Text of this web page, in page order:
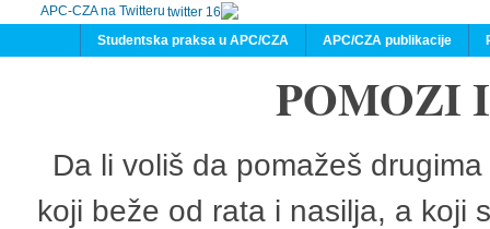
APC-CZA na Twitteru
APC/CZA publikacije
Studentska praksa u APC/CZA
POMOZI
Da li voliš da pomažeš
koji beže od rata i nasilja, a koji